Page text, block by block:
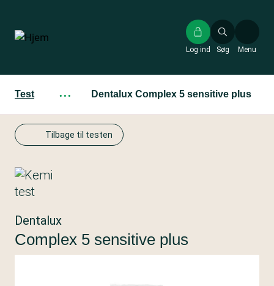
hovedindhold
Søg
Log ind Menu
Test ··· Dentalux Complex 5 sensitive plus
Tilbage til testen
Dentalux
Complex 5 sensitive plus